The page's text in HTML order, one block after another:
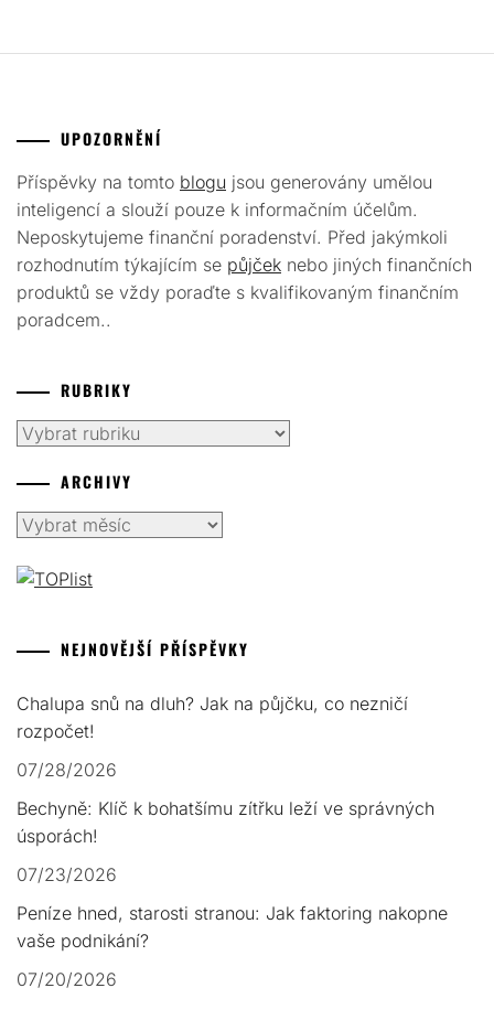
UPOZORNĚNÍ
Příspěvky na tomto blogu jsou generovány umělou
inteligencí a slouží pouze k informačním účelům.
Neposkytujeme finanční poradenství. Před jakýmkoli
rozhodnutím týkajícím se půjček nebo jiných finančních
produktů se vždy poraďte s kvalifikovaným finančním
poradcem..
RUBRIKY
Rubriky
ARCHIVY
Archivy
NEJNOVĚJŠÍ PŘÍSPĚVKY
Chalupa snů na dluh? Jak na půjčku, co nezničí
rozpočet!
07/28/2026
Bechyně: Klíč k bohatšímu zítřku leží ve správných
úsporách!
07/23/2026
Peníze hned, starosti stranou: Jak faktoring nakopne
vaše podnikání?
07/20/2026